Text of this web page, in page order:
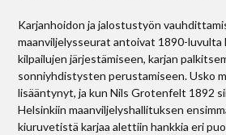
Karjanhoidon ja jalostustyön
maanviljelysseurat antoivat 1890-luvulta
kilpailujen järjestämiseen, karjan
sonniyhdistysten perustamiseen. Usko
lisääntynyt, ja kun Nils Grotenfelt 1892
Helsinkiin maanviljelyshallituksen
kiuruvetistä karjaa alettiin hankkia eri